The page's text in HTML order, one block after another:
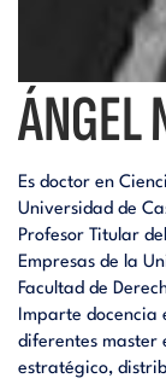
i
a
l
lÁNGEL
Es doctor en
Universidad de
Profesor Titular
Empresas de la
Facultad de
Imparte
diferentes master
estratégico,